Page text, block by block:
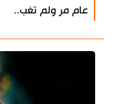
عام مر ولم تغب..